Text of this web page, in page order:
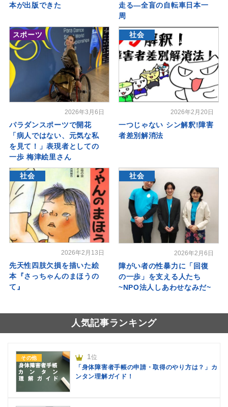
本が出版できた
走る―全盲の自転車日本一
周
スポーツ
2026年3月6日
パラダンスポーツで開花
「病人ではない、元気な私
を見て！」表現者としての
一歩 梅津絵里さん
社会
2026年2月20日
一つじゃない シン解釈!障害
者差別解消法
社会
2026年2月13日
先天性四肢欠損を描いた絵
本『さっちゃんのまほうの
て』
社会
2026年2月6日
障がい者の性暴力に「回復
の一歩」を支える人たち
~NPO法人しあわせなみだ~
人気記事ランキング
その他 1位
「身体障害者手帳の申請・取得のやり方は？」カ
ンタン理解ガイド！